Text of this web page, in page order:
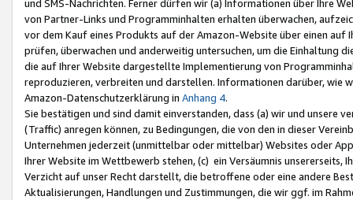
und SMS-Nachrichten. Ferner dürfen wir (a) Informationen über Ihre
von Partner-Links und Programminhalten erhalten überwachen,
vor dem Kauf eines Produkts auf der Amazon-Website über einen
prüfen, überwachen und anderweitig untersuchen, um die Einhaltung
die auf Ihrer Website dargestellte Implementierung von
reproduzieren, verbreiten und darstellen. Informationen darüber, wie
Amazon-Datenschutzerklärung in Anhang 4.
Sie bestätigen und sind damit einverstanden, dass (a) wir und
(Traffic) anregen können, zu Bedingungen, die von den in dieser
Unternehmen jederzeit (unmittelbar oder mittelbar) Websites oder
Ihrer Website im Wettbewerb stehen, (c) ein Versäumnis unsererseits,
Verzicht auf unser Recht darstellt, die betroffene oder eine andere
Aktualisierungen, Handlungen und Zustimmungen, die wir ggf. im